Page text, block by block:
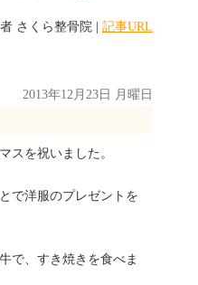
さくら整骨院 | 記事URL
2013年12月23日 月曜日
スを祝いました。
で洋服のプレゼントを
で、すき焼きを食べま